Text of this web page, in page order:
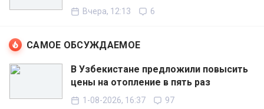
Вчера, 12:13 6
САМОЕ ОБСУЖДАЕМОЕ
В Узбекистане предложили повысить
цены на отопление в пять раз
1-08-2026, 16:37 97